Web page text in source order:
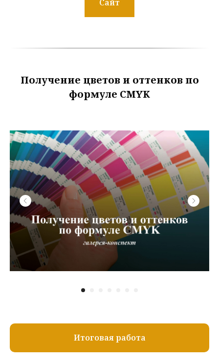
Сайт
Получение цветов и оттенков по
формуле CMYK
Итоговая работа